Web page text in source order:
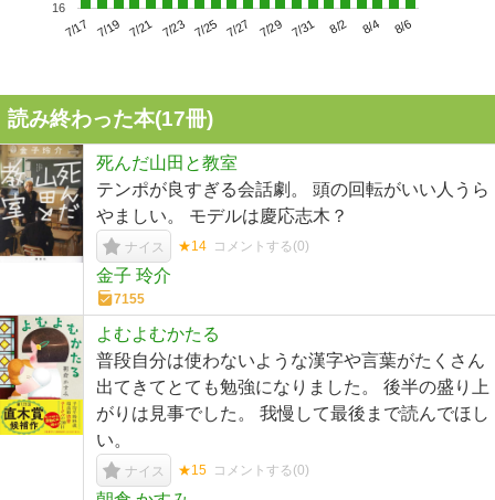
7/17 7/19 7/21 7/23 7/25 7/27 7/29 7/31 8/2 8/4 8/6
16
読み終わった本(17冊)
死んだ山田と教室
テンポが良すぎる会話劇。 頭の回転がいい人うら
やましい。 モデルは慶応志木？
ナイス ★14 コメントする(0)
金子 玲介
7155
よむよむかたる
普段自分は使わないような漢字や言葉がたくさん
出てきてとても勉強になりました。 後半の盛り上
がりは見事でした。 我慢して最後まで読んでほし
い。
ナイス ★15 コメントする(0)